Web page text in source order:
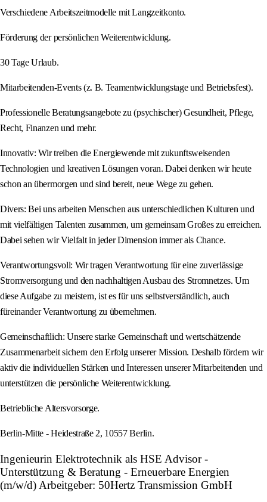
Verschiedene Arbeitszeitmodelle mit Langzeitkonto.
Förderung der persönlichen Weiterentwicklung.
30 Tage Urlaub.
Mitarbeitenden-Events (z. B. Teamentwicklungstage und Betriebsfest).
Professionelle Beratungsangebote zu (psychischer) Gesundheit, Pflege,
Recht, Finanzen und mehr.
Innovativ: Wir treiben die Energiewende mit zukunftsweisenden
Technologien und kreativen Lösungen voran. Dabei denken wir heute
schon an übermorgen und sind bereit, neue Wege zu gehen.
Divers: Bei uns arbeiten Menschen aus unterschiedlichen Kulturen und
mit vielfältigen Talenten zusammen, um gemeinsam Großes zu erreichen.
Dabei sehen wir Vielfalt in jeder Dimension immer als Chance.
Verantwortungsvoll: Wir tragen Verantwortung für eine zuverlässige
Stromversorgung und den nachhaltigen Ausbau des Stromnetzes. Um
diese Aufgabe zu meistern, ist es für uns selbstverständlich, auch
füreinander Verantwortung zu übernehmen.
Gemeinschaftlich: Unsere starke Gemeinschaft und wertschätzende
Zusammenarbeit sichern den Erfolg unserer Mission. Deshalb fördern wir
aktiv die individuellen Stärken und Interessen unserer Mitarbeitenden und
unterstützen die persönliche Weiterentwicklung.
Betriebliche Altersvorsorge.
Berlin-Mitte - Heidestraße 2, 10557 Berlin.
Ingenieurin Elektrotechnik als HSE Advisor -
Unterstützung & Beratung - Erneuerbare Energien
(m/w/d) Arbeitgeber: 50Hertz Transmission GmbH